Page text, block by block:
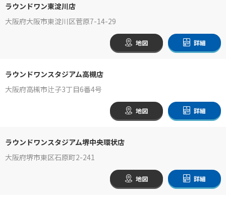
ラウンドワン東淀川店
大阪府大阪市東淀川区菅原7-14-29
地図 詳細
ラウンドワンスタジアム高槻店
大阪府高槻市辻子3丁目6番4号
地図 詳細
ラウンドワンスタジアム堺中央環状店
大阪府堺市東区石原町2-241
地図 詳細